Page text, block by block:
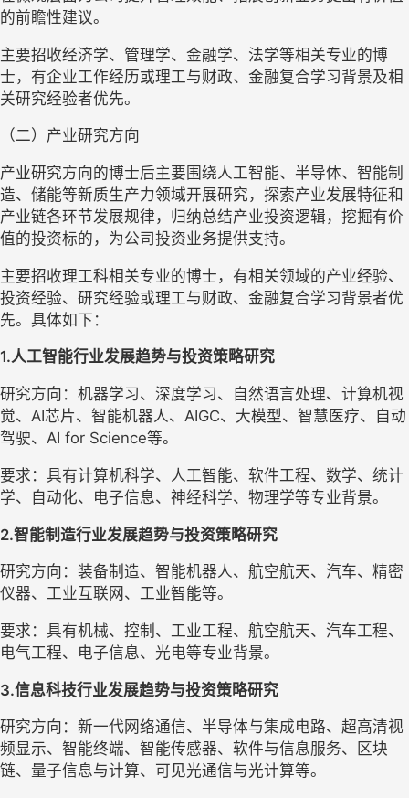
的前瞻性建议。
主要招收经济学、管理学、金融学、法学等相关专业的博
士，有企业工作经历或理工与财政、金融复合学习背景及相
关研究经验者优先。
（二）产业研究方向
产业研究方向的博士后主要围绕人工智能、半导体、智能制
造、储能等新质生产力领域开展研究，探索产业发展特征和
产业链各环节发展规律，归纳总结产业投资逻辑，挖掘有价
值的投资标的，为公司投资业务提供支持。
主要招收理工科相关专业的博士，有相关领域的产业经验、
投资经验、研究经验或理工与财政、金融复合学习背景者优
先。具体如下：
1.人工智能行业发展趋势与投资策略研究
研究方向：机器学习、深度学习、自然语言处理、计算机视
觉、 AI芯片、智能机器人、 AIGC、大模型、智慧医疗、自动
驾驶、 AI for Science等。
要求：具有计算机科学、人工智能、软件工程、数学、统计
学、自动化、电子信息、神经科学、物理学等专业背景。
2.智能制造行业发展趋势与投资策略研究
研究方向：装备制造、智能机器人、航空航天、汽车、精密
仪器、工业互联网、工业智能等。
要求：具有机械、控制、工业工程、航空航天、汽车工程、
电气工程、电子信息、光电等专业背景。
3.信息科技行业发展趋势与投资策略研究
研究方向：新一代网络通信、半导体与集成电路、超高清视
频显示、智能终端、智能传感器、软件与信息服务、区块
链、量子信息与计算、可见光通信与光计算等。